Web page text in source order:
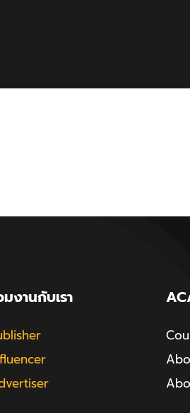
มงานกับเรา